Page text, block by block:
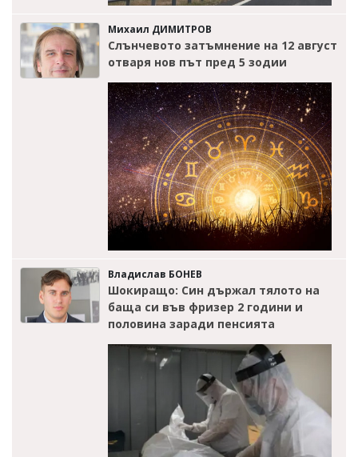
Михаил ДИМИТРОВ
Слънчевото затъмнение на 12 август
отваря нов път пред 5 зодии
Владислав БОНЕВ
Шокиращо: Син държал тялото на
баща си във фризер 2 години и
половина заради пенсията